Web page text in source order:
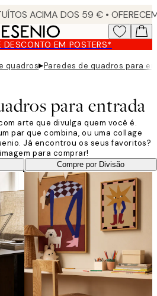
EM POSTERS*
quadros▸Paredes de quadros para
para entrada
arte que divulga quem você é.
par que combina, ou uma collage
Já encontrou os seus favoritos?
para comprar!
Compre por Divisão